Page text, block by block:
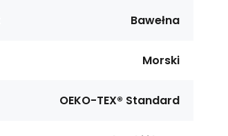
Bawełna
Morski
OEKO-TEX® Standard